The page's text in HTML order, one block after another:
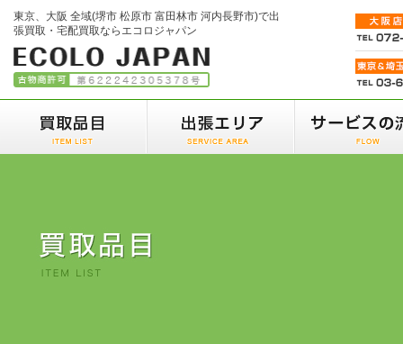
東京、大阪 全域(堺市 松原市 富田林市 河内長野市)で出
張買取・宅配買取ならエコロジャパン